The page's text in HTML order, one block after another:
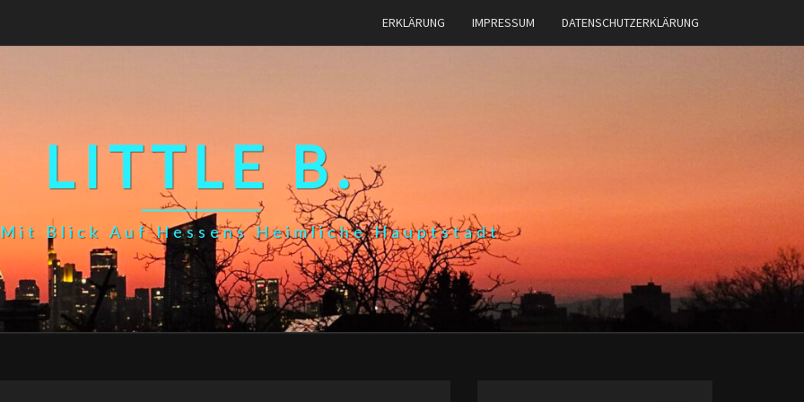
ERKLÄRUNG IMPRESSUM DATENSCHUTZERKLÄRUNG
LITTLE B.
Blick Auf Hessens Heimliche Hauptstadt